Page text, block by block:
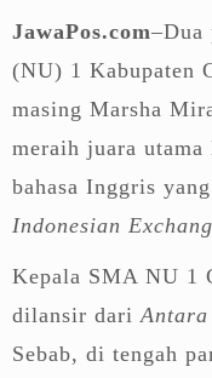
JawaPos.com–Dua
(NU) 1 Kabupaten
masing Marsha
meraih juara
bahasa Inggris
Indonesian
Kepala SMA NU 1
dilansir dari Antara
Sebab, di tengah